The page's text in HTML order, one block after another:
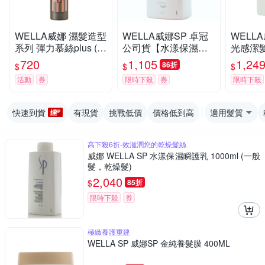
WELLA威娜 濕髮造型
系列 彈力慕絲plus (原
彈力塑型慕絲) 500ml
公司貨
$720
活動 券
WELLA威娜SP 卓冠
公司貨【水漾保濕潔
髮乳1000ML】附壓頭
$1,105 86折
限時下殺 券
光感潔
(原3D
冠公司
$1,249
限時下殺
快速到貨 有現貨 挑戰低價 價格低到高 適用髮質
高下殺6折-效滋潤您的乾燥髮絲
威娜 WELLA SP 水漾保濕瞬護乳 1000ml (一般
髮，乾燥髮)
$2,040 85折
限時下殺 券
極緻養護重建
WELLA SP 威娜SP 金純養髮膜 400ML